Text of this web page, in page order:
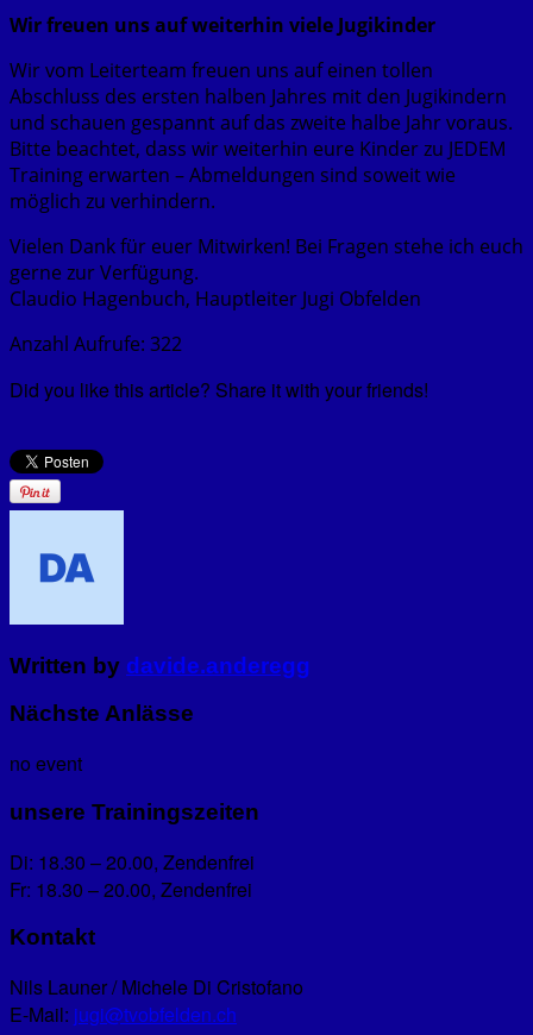
Wir freuen uns auf weiterhin viele Jugikinder
Wir vom Leiterteam freuen uns auf einen tollen
Abschluss des ersten halben Jahres mit den Jugikindern
und schauen gespannt auf das zweite halbe Jahr voraus.
Bitte beachtet, dass wir weiterhin eure Kinder zu JEDEM
Training erwarten – Abmeldungen sind soweit wie
möglich zu verhindern.
Vielen Dank für euer Mitwirken! Bei Fragen stehe ich euch
gerne zur Verfügung.
Claudio Hagenbuch, Hauptleiter Jugi Obfelden
Anzahl Aufrufe: 322
Did you like this article? Share it with your friends!
Written by davide.anderegg
Nächste Anlässe
no event
unsere Trainingszeiten
Di: 18.30 – 20.00, Zendenfrei
Fr: 18.30 – 20.00, Zendenfrei
Kontakt
Nils Launer / Michele Di Cristofano
E-Mail: jugi@tvobfelden.ch